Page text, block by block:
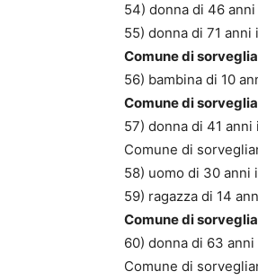
54) donna di 46
55) donna di 71
Comune di
56) bambina di 10
Comune di
57) donna di 41
Comune di
58) uomo di 30 anni
59) ragazza di 14
Comune di
60) donna di 63
Comune di